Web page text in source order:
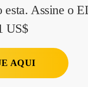
Assine o
US$
AQUI